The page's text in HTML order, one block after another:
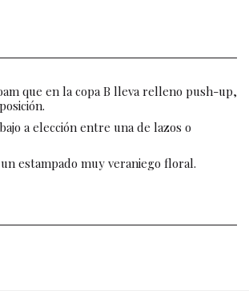
que en la copa B lleva relleno push-up,
a elección entre una de lazos o
estampado muy veraniego floral.